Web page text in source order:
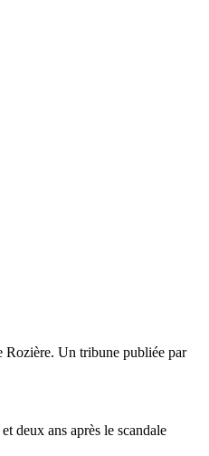
Rozière. Un tribune publiée par
deux ans après le scandale